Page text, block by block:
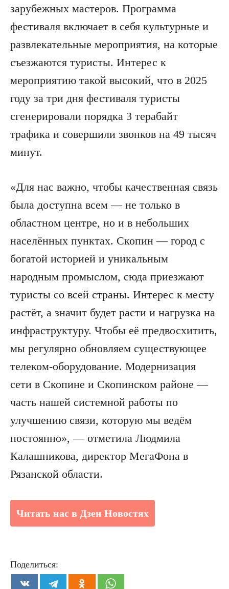
зарубежных мастеров. Программа
фестиваля включает в себя культурные и
развлекательные мероприятия, на которые
съезжаются туристы. Интерес к
мероприятию такой высокий, что в 2025
году за три дня фестиваля туристы
сгенерировали порядка 3 терабайт
трафика и совершили звонков на 49 тысяч
минут.
«Для нас важно, чтобы качественная связь
была доступна всем — не только в
областном центре, но и в небольших
населённых пунктах. Скопин — город с
богатой историей и уникальным
народным промыслом, сюда приезжают
туристы со всей страны. Интерес к месту
растёт, а значит будет расти и нагрузка на
инфраструктуру. Чтобы её предвосхитить,
мы регулярно обновляем существующее
телеком-оборудование. Модернизация
сети в Скопине и Скопинском районе —
часть нашей системной работы по
улучшению связи, которую мы ведём
постоянно», — отметила Людмила
Калашникова, директор МегаФона в
Рязанской области.
Читать нас в Дзен Новостях
Поделиться: